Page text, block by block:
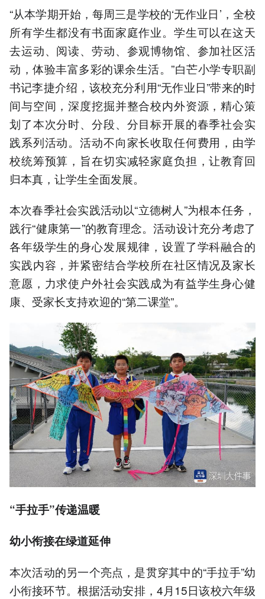
“从本学期开始，每周三是学校的‘无作业日’，全校
所有学生都没有书面家庭作业。学生可以在这天
去运动、阅读、劳动、参观博物馆、参加社区活
动，体验丰富多彩的课余生活。”白芒小学专职副
书记李捷介绍，该校充分利用“无作业日”带来的时
间与空间，深度挖掘并整合校内外资源，精心策
划了本次分时、分段、分目标开展的春季社会实
践系列活动。活动不向家长收取任何费用，由学
校统筹预算，旨在切实减轻家庭负担，让教育回
归本真，让学生全面发展。
本次春季社会实践活动以“立德树人”为根本任务，
践行“健康第一”的教育理念。活动设计充分考虑了
各年级学生的身心发展规律，设置了学科融合的
实践内容，并紧密结合学校所在社区情况及家长
意愿，力求使户外社会实践成为有益学生身心健
康、受家长支持欢迎的“第二课堂”。
“手拉手”传递温暖
幼小衔接在绿道延伸
本次活动的另一个亮点，是贯穿其中的“手拉手”幼
小衔接环节。根据活动安排，4月15日该校六年级